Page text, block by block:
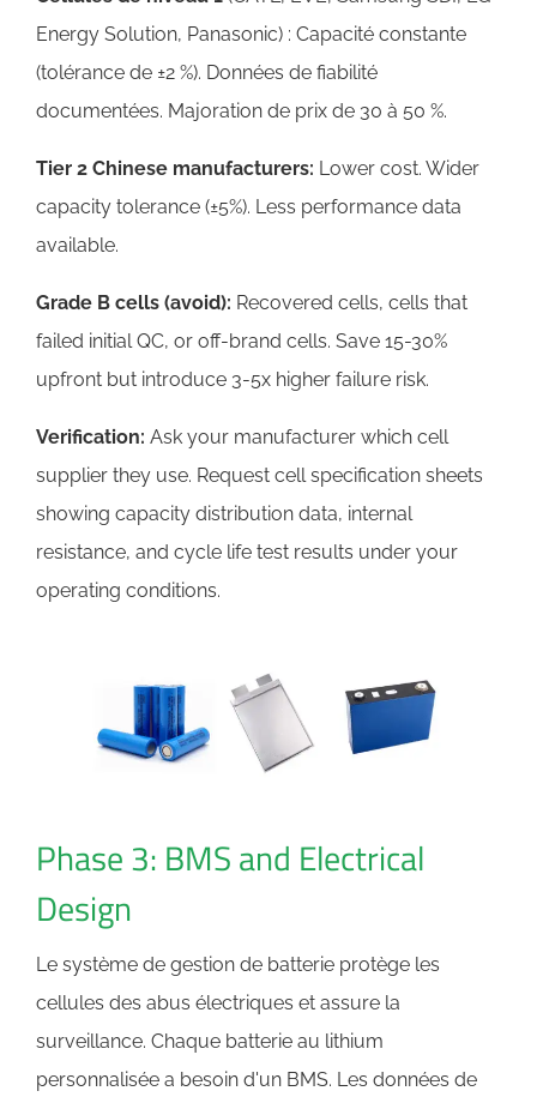
Energy Solution, Panasonic) : Capacité constante
(tolérance de ±2 %). Données de fiabilité
documentées. Majoration de prix de 30 à 50 %.
Tier 2 Chinese manufacturers: Lower cost. Wider
capacity tolerance (±5%). Less performance data
available.
Grade B cells (avoid): Recovered cells, cells that
failed initial QC, or off-brand cells. Save 15-30%
upfront but introduce 3-5x higher failure risk.
Verification: Ask your manufacturer which cell
supplier they use. Request cell specification sheets
showing capacity distribution data, internal
resistance, and cycle life test results under your
operating conditions.
Phase 3: BMS and Electrical
Design
Le système de gestion de batterie protège les
cellules des abus électriques et assure la
surveillance. Chaque batterie au lithium
personnalisée a besoin d'un BMS. Les données de